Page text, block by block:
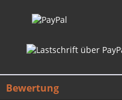
Bewertung